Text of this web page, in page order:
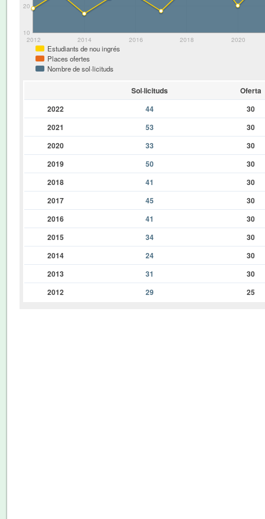
2012 2014 2016 2018 2020
10
20
Estudiants de nou ingrés
Places ofertes
Nombre de sol·licituds
Sol·licituds
Oferta
2022
44
30
2021
53
30
2020
33
30
2019
50
30
2018
41
30
2017
45
30
2016
41
30
2015
34
30
2014
24
30
2013
31
30
2012
29 25